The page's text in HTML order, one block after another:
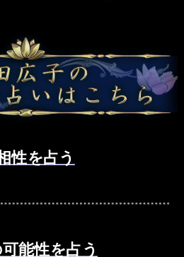
性を占う
能性を占う